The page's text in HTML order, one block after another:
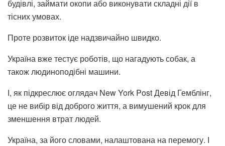
будівлі, займати окопи або виконувати складні дії в
тісних умовах.
Проте розвиток іде надзвичайно швидко.
Україна вже тестує роботів, що нагадують собак, а
також людиноподібні машини.
І, як підкреслює оглядач New York Post Девід Гемблінг,
це не вибір від доброго життя, а вимушений крок для
зменшення втрат людей.
Україна, за його словами, налаштована на перемогу. І